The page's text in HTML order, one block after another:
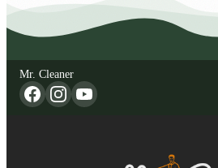
Mr. Cleaner